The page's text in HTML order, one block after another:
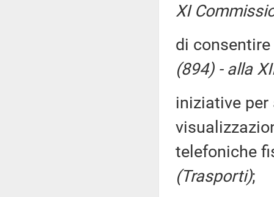
XI
di
(894) - alla
iniziative
telefoniche
(Trasporti);